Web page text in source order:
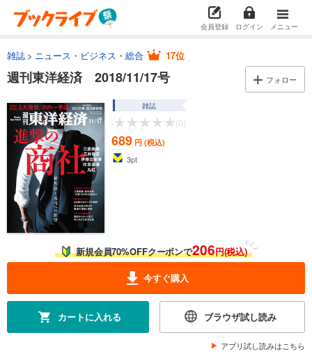
会員登録 ログイン メニュー
雑誌 ニュース・ビジネス・総合 17位
週刊東洋経済 2018/11/17号 フォロー
雑誌
- (0)
689 円 (税込)
3pt
新規会員70%OFFクーポンで206円(税込)
今すぐ購入
カートに入れる ブラウザ試し読み
アプリ試し読みはこちら